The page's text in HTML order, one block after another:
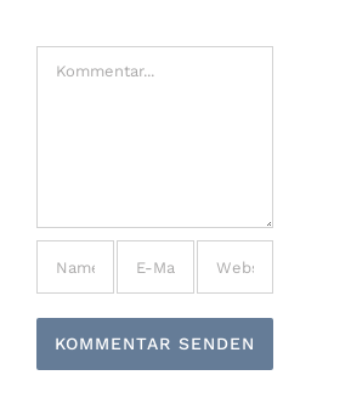
Kommentar